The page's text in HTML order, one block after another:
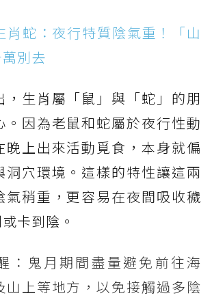
肖蛇：夜行特質陰氣重！「山
別去
，生肖屬「鼠」與「蛇」的朋
。因為老鼠和蛇屬於夜行性動
晚上出來活動覓食，本身就偏
洞穴環境。這樣的特性讓這兩
氣稍重，更容易在夜間吸收穢
卡到陰。
：鬼月期間盡量避免前往海
山上等地方，以免接觸過多陰